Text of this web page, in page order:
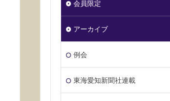
会員限定
アーカイブ
例会
東海愛知新聞社連載